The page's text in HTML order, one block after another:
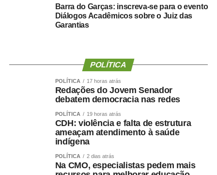
Barra do Garças: inscreva-se para o evento
Diálogos Acadêmicos sobre o Juiz das
Garantias
POLÍTICA
POLÍTICA 17 horas atrás
Redações do Jovem Senador
debatem democracia nas redes
POLÍTICA 19 horas atrás
CDH: violência e falta de estrutura
ameaçam atendimento à saúde
indígena
POLÍTICA 2 dias atrás
Na CMO, especialistas pedem mais